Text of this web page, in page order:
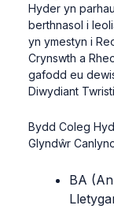
Hyder yn
berthnasol i
yn ymestyn i
Crynswth a
gafodd eu
Diwydiant
Bydd Coleg
Glyndŵr
BA